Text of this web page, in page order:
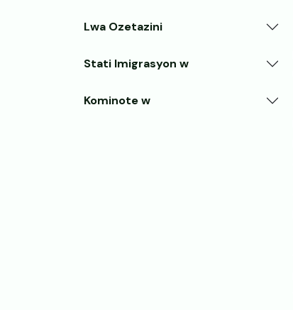
Lwa Ozetazini
Stati Imigrasyon w
Kominote w